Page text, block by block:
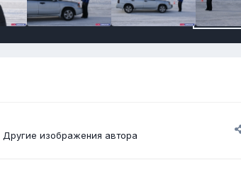
Другие изображения автора